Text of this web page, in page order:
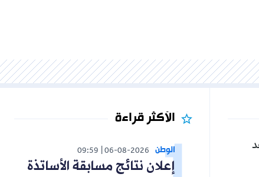
الأكثر قراءة
06-08-2026
09:59
إعلان نتائج مسابقة الأساتذة